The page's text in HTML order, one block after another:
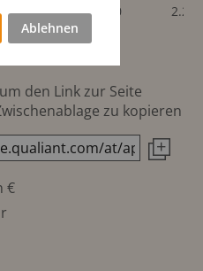
210x71 mm 2.280 2.280
den Link zur Seite
zu kopieren
€
Ablehnen